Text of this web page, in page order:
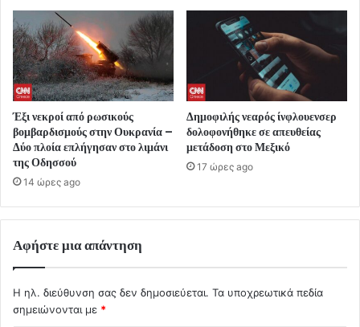
Έξι νεκροί από ρωσικούς
βομβαρδισμούς στην Ουκρανία –
Δύο πλοία επλήγησαν στο λιμάνι
της Οδησσού
14 ώρες ago
Δημοφιλής νεαρός ίνφλουενσερ
δολοφονήθηκε σε απευθείας
μετάδοση στο Μεξικό
17 ώρες ago
Αφήστε μια απάντηση
Η ηλ. διεύθυνση σας δεν δημοσιεύεται. Τα υποχρεωτικά πεδία
σημειώνονται με *